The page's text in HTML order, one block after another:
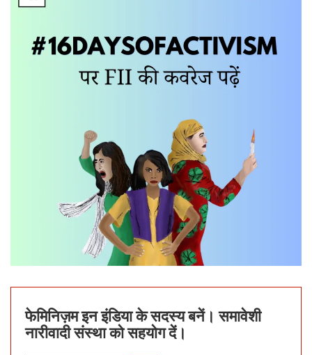
फेमिनिज़म इन इंडिया के सदस्य बनें। समावेशी
नारीवादी संस्था को सहयोग दें।